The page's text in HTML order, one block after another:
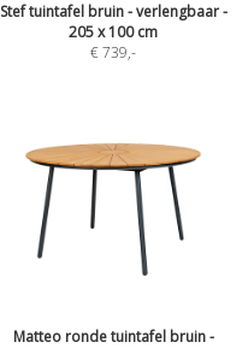
Stef tuintafel bruin - verlengbaar -
205 x 100 cm
€ 739,-
Matteo ronde tuintafel bruin -